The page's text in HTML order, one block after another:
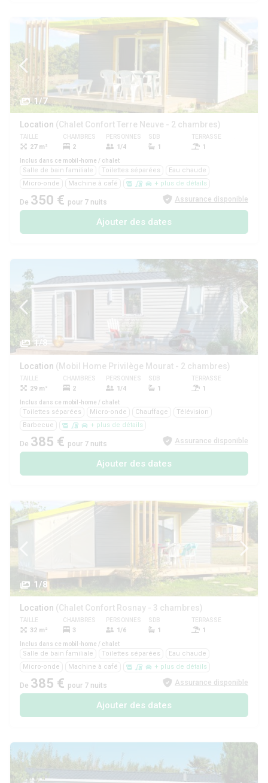
1/7
Location (Chalet Confort Terre Neuve - 2 chambres)
TAILLE
27 m²
CHAMBRES
2
PERSONNES
1/4
SDB
1
TERRASSE
1
Inclus dans ce mobil-home / chalet
Salle de bain familiale Toilettes séparées
Eau chaude
Micro-onde
Machine à café + plus de détails
De 350 € pour 7 nuits Assurance disponible
Ajouter des dates
1/8
Location (Mobil Home Privilège Mourat - 2 chambres)
TAILLE
29 m²
CHAMBRES
2
PERSONNES
1/4
SDB
1
TERRASSE
1
Inclus dans ce mobil-home / chalet
Toilettes séparées Micro-onde Chauffage
Télévision
Barbecue
+ plus de détails
De 385 € pour 7 nuits Assurance disponible
Ajouter des dates
1/8
Location (Chalet Confort Rosnay - 3 chambres)
TAILLE
32 m²
CHAMBRES
3
PERSONNES
1/6
SDB
1
TERRASSE
1
Inclus dans ce mobil-home / chalet
Salle de bain familiale Toilettes séparées
Eau chaude
Micro-onde
Machine à café + plus de détails
De 385 € pour 7 nuits Assurance disponible
Ajouter des dates